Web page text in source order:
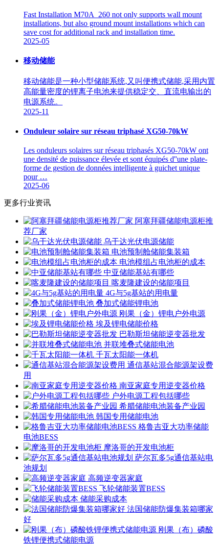
Fast Installation M70A_260 not only supports wall mount
installations, but also ground mount installations which can
save cost for additional rack and installation time.
2025-05
移动储能
移动储能是一种小型储能系统,又叫便携式储能,采用内置
高能量密度的锂离子电池来提供稳定交、直流电输出的
电源系统。
2025-11
Onduleur solaire sur réseau triphasé XG50-70kW
Les onduleurs solaires sur réseau triphasés XG50-70kW ont
une densité de puissance élevée et sont équipés d''une plate-
forme de gestion de données intelligente à guichet unique
pour …
2025-06
更多行业资讯
阿塞拜疆储能电源柜推
荐厂家
乌干达光伏电源储能
电池预制舱储能集装箱
电池模组占电池柜的成本
中亚储能基站有哪些
喀麦隆建设的储能项目
4G与5g基站的用电量
叠加式储能锂电池
刚果（金）锂电户外电源
埃及锂电储能价格
巴勒斯坦储能逆变器批发
并联堆叠式储能电池
千瓦太阳能一体机
通信基站混合能源架设费
用
南亚家庭专用逆变器价格
户外电源工程包括哪些
希腊储能电池装备产业园
韩国专用储能电池
格鲁吉亚大功率储能
电池BESS
摩洛哥的开发电池柜
萨尔瓦多5g通信基站电
池规划
高频逆变器家庭
飞轮储能装置BESS
储能采购成本
法国储能防爆集装箱哪家
好
刚果（布）磷酸
铁锂便携式储能电源